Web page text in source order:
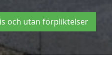
och utan förpliktelser